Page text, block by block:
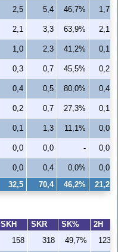
SKH SKR SK% 2H
158 318 49,7%
123
2,5 5,4 46,7%
1,7
2,1 3,3 63,9%
2,1
1,0 2,3 41,2%
0,1
0,3 0,7 45,5%
0,2
0,4 0,5 80,0%
0,4
0,2 0,7 27,3%
0,1
0,1 1,3 11,1%
0,0
0,0 0,0 -
0,0
0,0 0,4 0,0% 0,0
32,5 70,4 46,2% 21,2